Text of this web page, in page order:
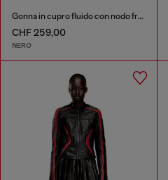
Gonna in cupro fluido con nodo frontale
CHF 259,00
NERO